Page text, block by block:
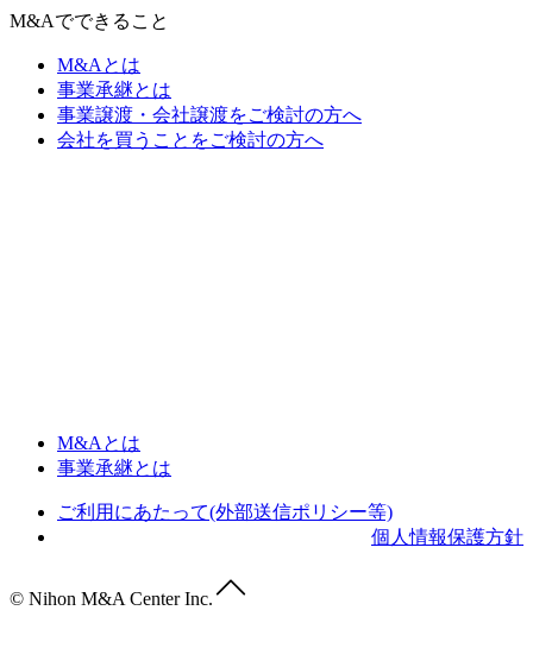
M&Aでできること
M&Aとは
事業承継とは
事業譲渡・会社譲渡をご検討の方へ
会社を買うことをご検討の方へ
M&Aとは
事業承継とは
ご利用にあたって(外部送信ポリシー等)
個人情報保護方針
© Nihon M&A Center Inc.